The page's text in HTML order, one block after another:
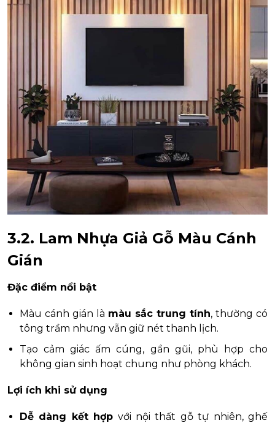
3.2. Lam Nhựa Giả Gỗ Màu Cánh
Gián
Đặc điểm nổi bật
Màu cánh gián là màu sắc trung tính, thường có
tông trầm nhưng vẫn giữ nét thanh lịch.
Tạo cảm giác ấm cúng, gần gũi, phù hợp cho
không gian sinh hoạt chung như phòng khách.
Lợi ích khi sử dụng
Dễ dàng kết hợp với nội thất gỗ tự nhiên, ghế